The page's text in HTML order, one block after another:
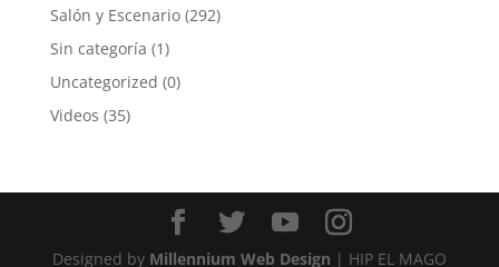
Salón y Escenario (292)
Sin categoría (1)
Uncategorized (0)
Videos (35)
Designed by Millennium Web Design | HIP EL MAGO